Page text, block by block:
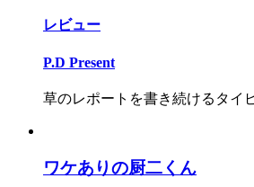
レビュー
P.D Present
草のレポートを書き続けるタイ
ワケありの厨二くん